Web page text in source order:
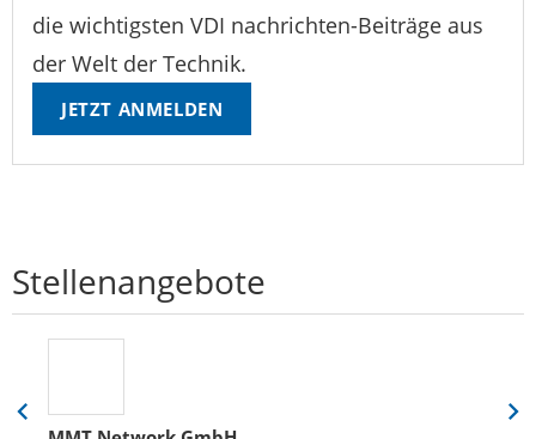
die wichtigsten VDI nachrichten-Beiträge aus
der Welt der Technik.
JETZT ANMELDEN
Stellenangebote
Eine
Eine